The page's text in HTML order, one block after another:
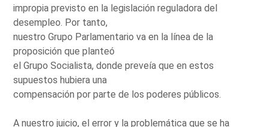
impropia previsto en la legislación reguladora del
desempleo. Por tanto,
nuestro Grupo Parlamentario va en la línea de la
proposición que planteó
el Grupo Socialista, donde preveía que en estos
supuestos hubiera una
compensación por parte de los poderes públicos.
A nuestro juicio, el error y la problemática que se ha